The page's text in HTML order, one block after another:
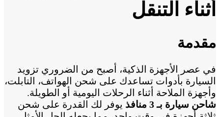
أثناء التنقل
مقدمة
في عصر الأجهزة الذكية، أصبح من الضروري تزويد
السيارة بأدوات تساعدك على شحن الهواتف، التابلت،
وأجهزة الملاحة أثناء الرحلات اليومية أو الطويلة.
شاحن سيارة بـ 3 منافذ
يوفر لك القدرة على شحن